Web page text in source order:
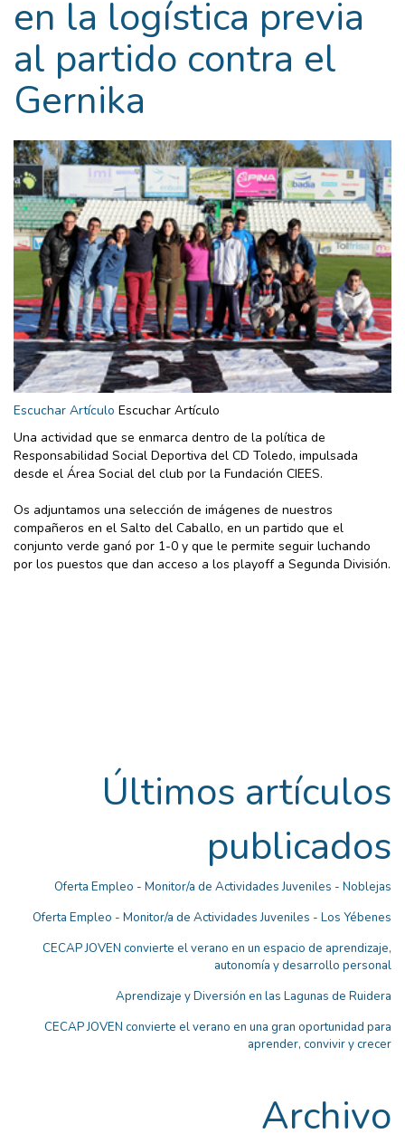
en la logística previa
al partido contra el
Gernika
Escuchar Artículo Escuchar Artículo
Una actividad que se enmarca dentro de la política de
Responsabilidad Social Deportiva del CD Toledo, impulsada
desde el Área Social del club por la Fundación CIEES.
Os adjuntamos una selección de imágenes de nuestros
compañeros en el Salto del Caballo, en un partido que el
conjunto verde ganó por 1-0 y que le permite seguir luchando
por los puestos que dan acceso a los playoff a Segunda División.
Últimos artículos
publicados
Oferta Empleo - Monitor/a de Actividades Juveniles - Noblejas
Oferta Empleo - Monitor/a de Actividades Juveniles - Los Yébenes
CECAP JOVEN convierte el verano en un espacio de aprendizaje,
autonomía y desarrollo personal
Aprendizaje y Diversión en las Lagunas de Ruidera
CECAP JOVEN convierte el verano en una gran oportunidad para
aprender, convivir y crecer
Archivo